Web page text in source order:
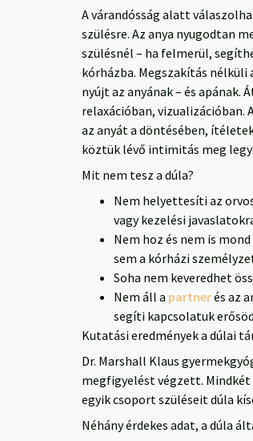
A várandósság alatt
szülésre. Az anya nyugodtan
szülésnél – ha felmerül,
kórházba. Megszakítás
nyújt az anyának – és apának.
relaxációban,
az anyát a döntésében,
köztük lévő intimitás meg
Mit nem tesz a dúla?
Nem helyettesíti az
vagy kezelési
Nem hoz és nem is
sem a kórházi
Soha nem keveredhet
Nem áll a partnerés az
segíti kapcsolatuk
Kutatási eredmények a dúlai
Dr. Marshall Klaus
megfigyelést végzett.
egyik csoport szüléseit dúla
Néhány érdekes adat, a dúla